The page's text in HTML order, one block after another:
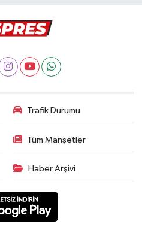
Trafik Durumu
Tüm Manşetler
Haber Arşivi